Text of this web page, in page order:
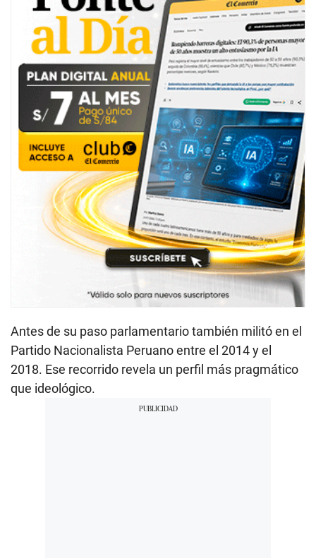
Antes de su paso parlamentario también militó en el
Partido Nacionalista Peruano entre el 2014 y el
2018. Ese recorrido revela un perfil más pragmático
que ideológico.